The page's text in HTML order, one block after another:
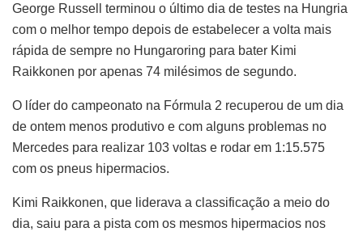
George Russell terminou o último dia de testes na Hungria
com o melhor tempo depois de estabelecer a volta mais
rápida de sempre no Hungaroring para bater Kimi
Raikkonen por apenas 74 milésimos de segundo.
O líder do campeonato na Fórmula 2 recuperou de um dia
de ontem menos produtivo e com alguns problemas no
Mercedes para realizar 103 voltas e rodar em 1:15.575
com os pneus hipermacios.
Kimi Raikkonen, que liderava a classificação a meio do
dia, saiu para a pista com os mesmos hipermacios nos